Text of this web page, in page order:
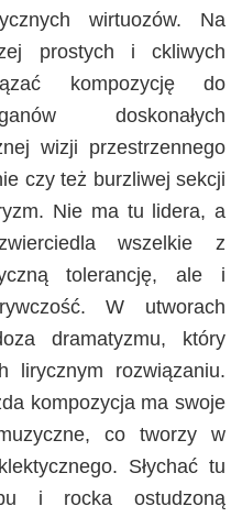
wirtuozów. Na
prostych i ckliwych
kompozycję do
doskonałych
wizji przestrzennego
czy też burzliwej sekcji
Nie ma tu lidera, a
wszelkie z
tolerancję, ale i
W utworach
dramatyzmu, który
lirycznym rozwiązaniu.
kompozycja ma swoje
co tworzy w
Słychać tu
i rocka ostudzoną